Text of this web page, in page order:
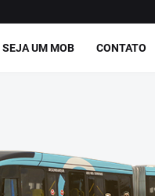
SEJA UM MOB CONTATO